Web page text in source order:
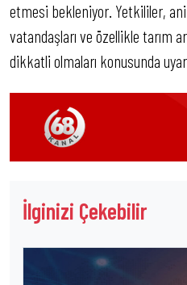
etmesi bekleniyor. Yetkililer, ani
vatandaşları ve özellikle tarım
dikkatli olmaları konusunda
İlginizi Çekebilir